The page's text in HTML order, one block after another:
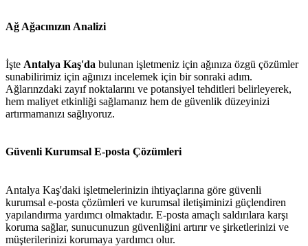
Ağ Ağacınızın Analizi
İşte Antalya Kaş'da bulunan işletmeniz için ağınıza özgü çözümler
sunabilirimiz için ağınızı incelemek için bir sonraki adım.
Ağlarınzdaki zayıf noktalarını ve potansiyel tehditleri belirleyerek,
hem maliyet etkinliği sağlamanız hem de güvenlik düzeyinizi
artırmamanızı sağlıyoruz.
Güvenli Kurumsal E-posta Çözümleri
Antalya Kaş'daki işletmelerinizin ihtiyaçlarına göre güvenli
kurumsal e-posta çözümleri ve kurumsal iletişiminizi güçlendiren
yapılandırma yardımcı olmaktadır. E-posta amaçlı saldırılara karşı
koruma sağlar, sunucunuzun güvenliğini artırır ve şirketlerinizi ve
müşterilerinizi korumaya yardımcı olur.